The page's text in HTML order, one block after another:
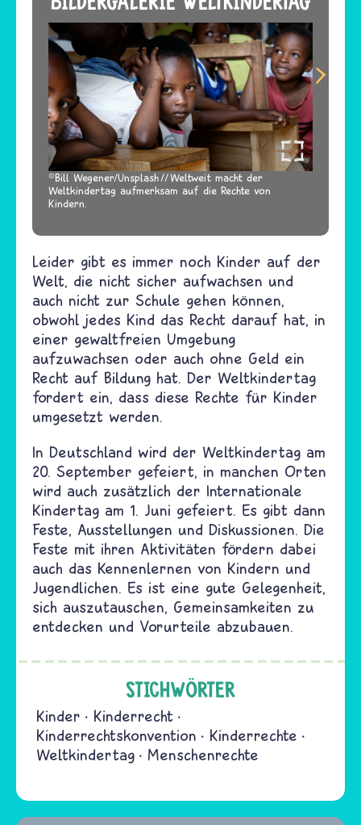
Bill Wegener/Unsplash
Weltweit macht der
Weltkindertag aufmerksam auf die Rechte von
Kindern.
Leider gibt es immer noch Kinder auf der
Welt, die nicht sicher aufwachsen und
auch nicht zur Schule gehen können,
obwohl jedes Kind das Recht darauf hat, in
einer gewaltfreien Umgebung
aufzuwachsen oder auch ohne Geld ein
Recht auf Bildung hat. Der Weltkindertag
fordert ein, dass diese Rechte für Kinder
umgesetzt werden.
In Deutschland wird der Weltkindertag am
20. September gefeiert, in manchen Orten
wird auch zusätzlich der Internationale
Kindertag am 1. Juni gefeiert. Es gibt dann
Feste, Ausstellungen und Diskussionen. Die
Feste mit ihren Aktivitäten fördern dabei
auch das Kennenlernen von Kindern und
Jugendlichen. Es ist eine gute Gelegenheit,
sich auszutauschen, Gemeinsamkeiten zu
entdecken und Vorurteile abzubauen.
STICHWÖRTER
Kinder
Kinderrecht
Kinderrechtskonvention
Kinderrechte
Weltkindertag
Menschenrechte